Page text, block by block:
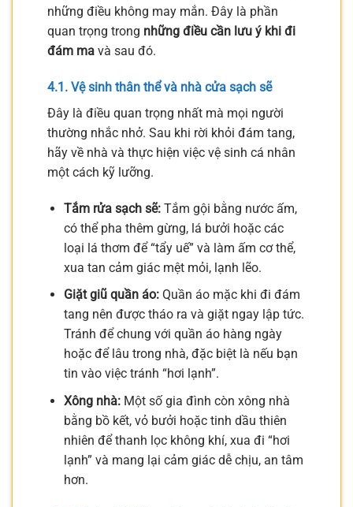
những điều không may mắn. Đây là phần
quan trọng trong những điều cần lưu ý khi đi
đám ma và sau đó.
4.1. Vệ sinh thân thể và nhà cửa sạch sẽ
Đây là điều quan trọng nhất mà mọi người
thường nhắc nhở. Sau khi rời khỏi đám tang,
hãy về nhà và thực hiện việc vệ sinh cá nhân
một cách kỹ lưỡng.
Tắm rửa sạch sẽ:Tắm gội bằng nước ấm,
có thể pha thêm gừng, lá bưởi hoặc các
loại lá thơm để “tẩy uế” và làm ấm cơ thể,
xua tan cảm giác mệt mỏi, lạnh lẽo.
Giặt giũ quần áo:Quần áo mặc khi đi đám
tang nên được tháo ra và giặt ngay lập tức.
Tránh để chung với quần áo hàng ngày
hoặc để lâu trong nhà, đặc biệt là nếu bạn
tin vào việc tránh “hơi lạnh”.
Xông nhà:Một số gia đình còn xông nhà
bằng bồ kết, vỏ bưởi hoặc tinh dầu thiên
nhiên để thanh lọc không khí, xua đi “hơi
lạnh” và mang lại cảm giác dễ chịu, an tâm
hơn.